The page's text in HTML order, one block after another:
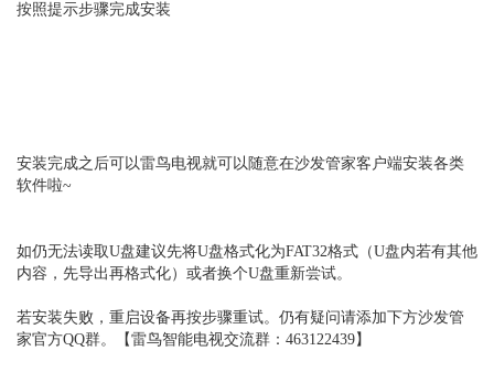
按照提示步骤完成安装
安装完成之后可以雷鸟电视就可以随意在沙发管家客户端安装各类
软件啦~
如仍无法读取U盘建议先将U盘格式化为FAT32格式（U盘内若有其他
内容，先导出再格式化）或者换个U盘重新尝试。
若安装失败，重启设备再按步骤重试。仍有疑问请添加下方沙发管
家官方QQ群。【雷鸟智能电视交流群：463122439】